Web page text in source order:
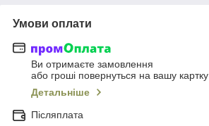
Умови оплати
Ви отримаєте замовлення
або гроші повернуться на вашу картку
Детальніше
Післяплата